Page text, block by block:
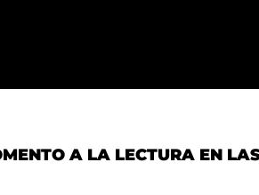
A LA LECTURA EN